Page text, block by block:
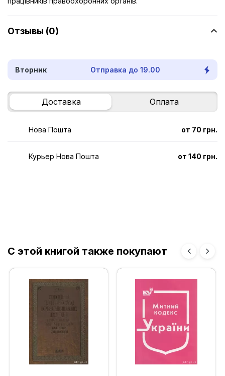
Отзывы (0)
Вторник Отправка до 19.00
Доставка Оплата
Нова Пошта от 70 грн.
Курьер Нова Пошта от 140 грн.
С этой книгой также покупают